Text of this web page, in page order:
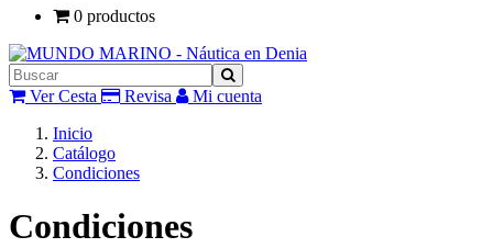
0 productos
Ver Cesta Revisa
Mi cuenta
Inicio
Catálogo
Condiciones
Condiciones